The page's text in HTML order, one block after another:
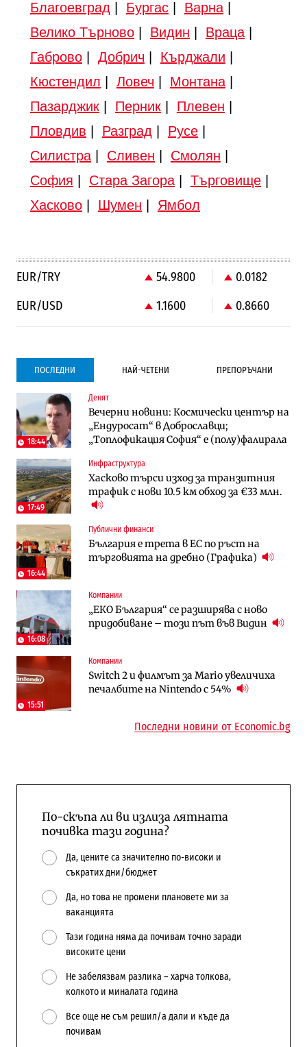
Благоевград| Бургас| Варна|
Велико Търново| Видин Враца|
Габрово| Добрич Кърджали
Кюстендил
Ловеч Монтана|
Пазарджик| Перник| Плевен
Пловдив
Разград| Русе|
Силистра| Сливен Смолян
София
Стара Загора| Търговище|
Хасково| Шумен Ямбол
EUR/TRY 54.9800
0.0182
EUR/USD
1.1600 0.8660
ПОСЛЕДНИ НАЙ-ЧЕТЕНИ ПРЕПОРЪЧАНИ
18:44
Денят
Вечерни новини: Космически център на
„Ендуросат“ в Доброславци;
„Топлофикация София“ e (полу)фалирала
17:49
Инфраструктура
Хасково търси изход за транзитния
трафик с нови 10.5 км обход за €33 млн.
16:44
Публични финанси
България е трета в ЕС по ръст на
търговията на дребно (Графика)
16:08
Компании
„ЕКО България“ се разширява с ново
придобиване – този път във Видин
15:51
Компании
Switch 2 и филмът за Mario увеличиха
печалбите на Nintendo с 54%
Градоустройство
Столична община избра изпълнител за
преместването на трамвайното
трасе по бул. „Скобелев“
Компании
Vivacom предлага над 150 устройства с
90% отстъпка през август
Енергетика
АЕЦ „Козлодуй“ ще работи само още
няколко седмици, ако сушата продължи
Digi&AI
Трафикът толкова е намалял, че големи
медии обмислят да се откажат
Публични финанси
Общините вече зависят от
централната власт за 75% от
Компании
Vivacom предлага над 150 устройства с
90% отстъпка през август
To:know
Последни дни с обозначаване на цените
в лева: Какво предстои?
Градоустройство
Столична община избра изпълнител за
преместването на трамвайното
Отрасли
Жилищата в България поскъпват при
намаляващо население и все повече
Компании
А1 отново е лидер при технологичните
компании и системните интегратори
Последни новини от Economic.bg
По-скъпа ли ви излиза лятната
почивка тази година?
Да, цените са значително по-високи и
съкратих дни/бюджет
Да, но това не промени плановете ми за
ваканцията
Тази година няма да почивам точно заради
високите цени
Не забелязвам разлика – харча толкова,
колкото и миналата година
Все още не съм решил/а дали и къде да
почивам